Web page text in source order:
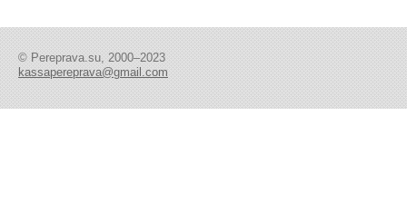
© Pereprava.su, 2000–2023
kassapereprava@gmail.com